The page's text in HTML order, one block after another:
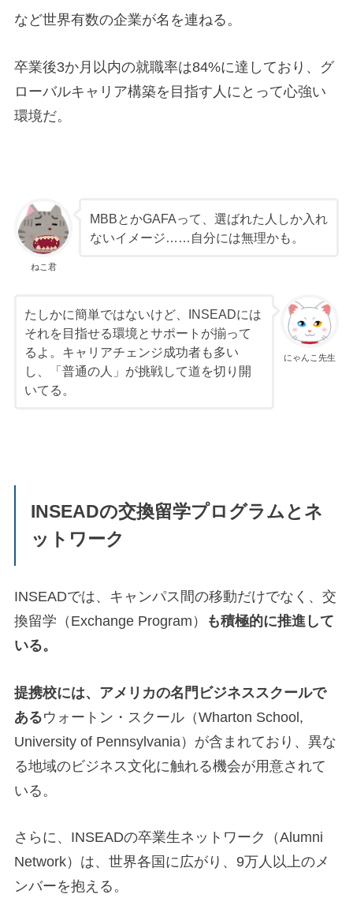
など世界有数の企業が名を連ねる。
卒業後3か月以内の就職率は84%に達しており、グ
ローバルキャリア構築を目指す人にとって心強い
環境だ。
ねこ君
MBBとかGAFAって、選ばれた人しか入れ
ないイメージ……自分には無理かも。
にゃんこ先生
たしかに簡単ではないけど、INSEADには
それを目指せる環境とサポートが揃って
るよ。キャリアチェンジ成功者も多い
し、「普通の人」が挑戦して道を切り開
いてる。
INSEADの交換留学プログラムとネ
ットワーク
INSEADでは、キャンパス間の移動だけでなく、交
換留学（Exchange Program）
も積極的に推進して
いる。
提携校には、アメリカの名門ビジネススクールで
あるウォートン・スクール（Wharton School,
University of Pennsylvania）が含まれており、異な
る地域のビジネス文化に触れる機会が用意されて
いる。
さらに、INSEADの卒業生ネットワーク（Alumni
Network）は、世界各国に広がり、9万人以上のメ
ンバーを抱える。